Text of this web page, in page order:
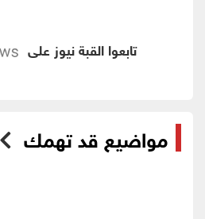
تابعوا القبة نيوز على
مواضيع قد تهمك